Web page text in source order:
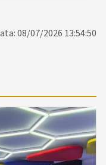
08/07/2026 13:54:50